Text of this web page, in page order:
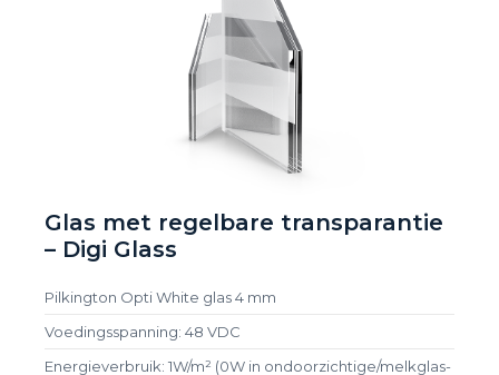
Glas met regelbare transparantie
– Digi Glass
Pilkington Opti White glas 4 mm
Voedingsspanning: 48 VDC
Energieverbruik: 1W/m² (0W in ondoorzichtige/melkglas-